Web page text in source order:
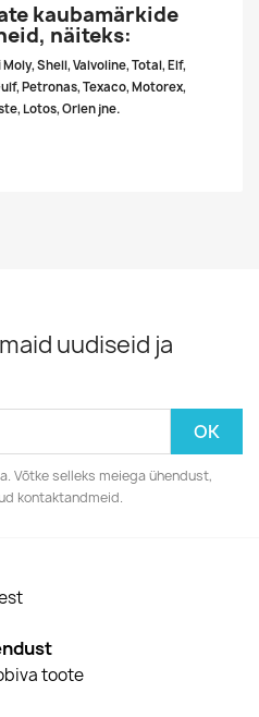
kaubamärkide
näiteks:
Shell, Valvoline, Total, Elf,
Petronas, Texaco, Motorex,
Lotos, Orlen jne.
uudiseid ja
Võtke selleks meiega ühendust,
kontaktandmeid.
toote